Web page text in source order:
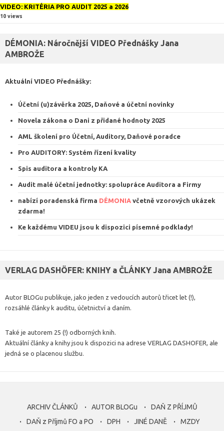
VIDEO: KRITÉRIA PRO AUDIT 2025 a 2026
10 views
DÉMONIA: Náročnější VIDEO Přednášky Jana
AMBROŽE
Aktuální VIDEO Přednášky:
Účetní (u)závěrka 2025, Daňové a účetní novinky
Novela zákona o Dani z přidané hodnoty 2025
AML školení pro Účetní, Auditory, Daňové poradce
Pro AUDITORY: Systém řízení kvality
Spis auditora a kontroly KA
Audit malé účetní jednotky: spolupráce Auditora a Firmy
nabízí poradenská firma DÉMONIA včetně vzorových ukázek
zdarma!
Ke každému VIDEU jsou k dispozici písemné podklady!
VERLAG DASHÖFER: KNIHY a ČLÁNKY Jana AMBROŽE
Autor BLOGu publikuje, jako jeden z vedoucích autorů třicet let (!),
rozsáhlé články k auditu, účetnictví a daním.
Také je autorem 25 (!) odborných knih.
Aktuální články a knihy jsou k dispozici na adrese VERLAG DASHOFER, ale
jedná se o placenou službu.
ARCHIV ČLÁNKŮ AUTOR BLOGu
DAŇ Z PŘÍJMŮ
DAŇ z Příjmů FO a PO
DPH JINÉ DANĚ MZDY